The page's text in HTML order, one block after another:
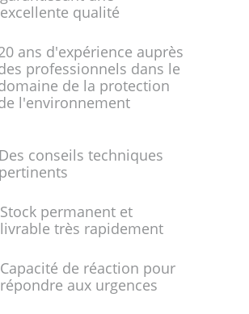
excellente qualité
ans d'expérience auprès
professionnels dans le
de la protection
l'environnement
Des conseils techniques
pertinents
Stock permanent et
livrable très rapidement
Capacité de réaction pour
répondre aux urgences